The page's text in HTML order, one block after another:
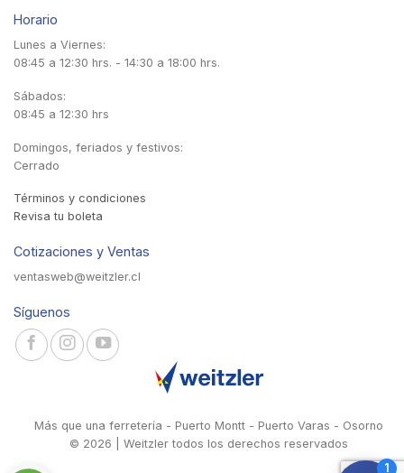
Horario
Lunes a Viernes:
08:45 a 12:30 hrs. - 14:30 a 18:00 hrs.
Sábados:
08:45 a 12:30 hrs
Domingos, feriados y festivos:
Cerrado
Términos y condiciones
Revisa tu boleta
Cotizaciones y Ventas
ventasweb@weitzler.cl
Síguenos
Más que una ferretería - Puerto Montt - Puerto Varas - Osorno
© 2026 | Weitzler todos los derechos reservados